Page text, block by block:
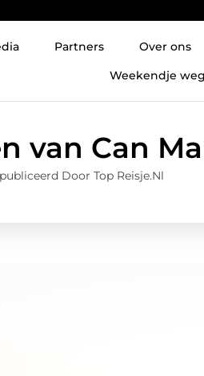
Partners Over ons
Weekendje weg
van Can
Door Top Reisje.nl